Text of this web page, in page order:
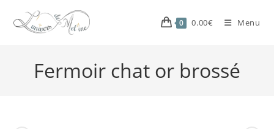
0 0.00€ Menu
Fermoir chat or brossé